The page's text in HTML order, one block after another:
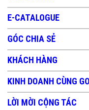
E-CATALOGUE
GÓC CHIA SẺ
KHÁCH HÀNG
KINH DOANH CÙNG
LỜI MỜI CỘNG TÁC